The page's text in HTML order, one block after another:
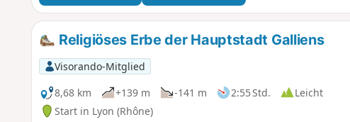
Religiöses Erbe der Hauptstadt Galliens
Visorando-Mitglied
8,68 km
+139 m -141 m 2:55 Std.
Leicht
Start in Lyon (Rhône)